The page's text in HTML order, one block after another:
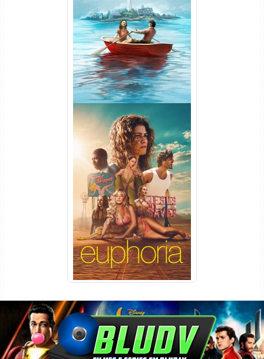
O Segredo de Widow’s Bay
1ª Temporada Torrent (2026)
WEB-DL 1080p Dual Áudio
Euphoria 3ª Temporada
Torrent (2026) WEB-DL 1080p
Dual Áudio